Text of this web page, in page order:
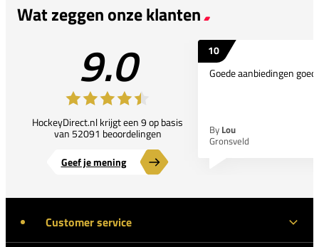
Wat zeggen onze klanten
9.0
HockeyDirect.nl krijgt een 9 op basis
van 52091 beoordelingen
Geef je mening
10
Goede aanbiedingen
By Lou
Gronsveld
Customer service